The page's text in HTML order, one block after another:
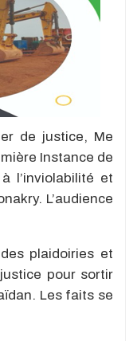
de justice, Me
Instance de
l’inviolabilité et
L’audience
plaidoiries et
pour sortir
Les faits se